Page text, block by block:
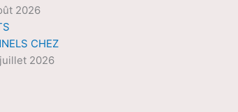
2026
CHEZ
2026